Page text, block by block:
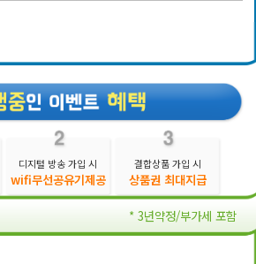
디지털 방송 가입 시
wifi무선공유기제공
결합상품 가입 시
상품권 최대지급
* 3년약정/부가세 포함